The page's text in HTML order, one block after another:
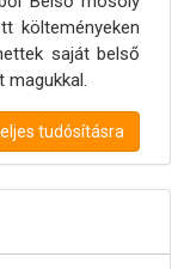
költeményeken
saját belső
magukkal.
tudósításra